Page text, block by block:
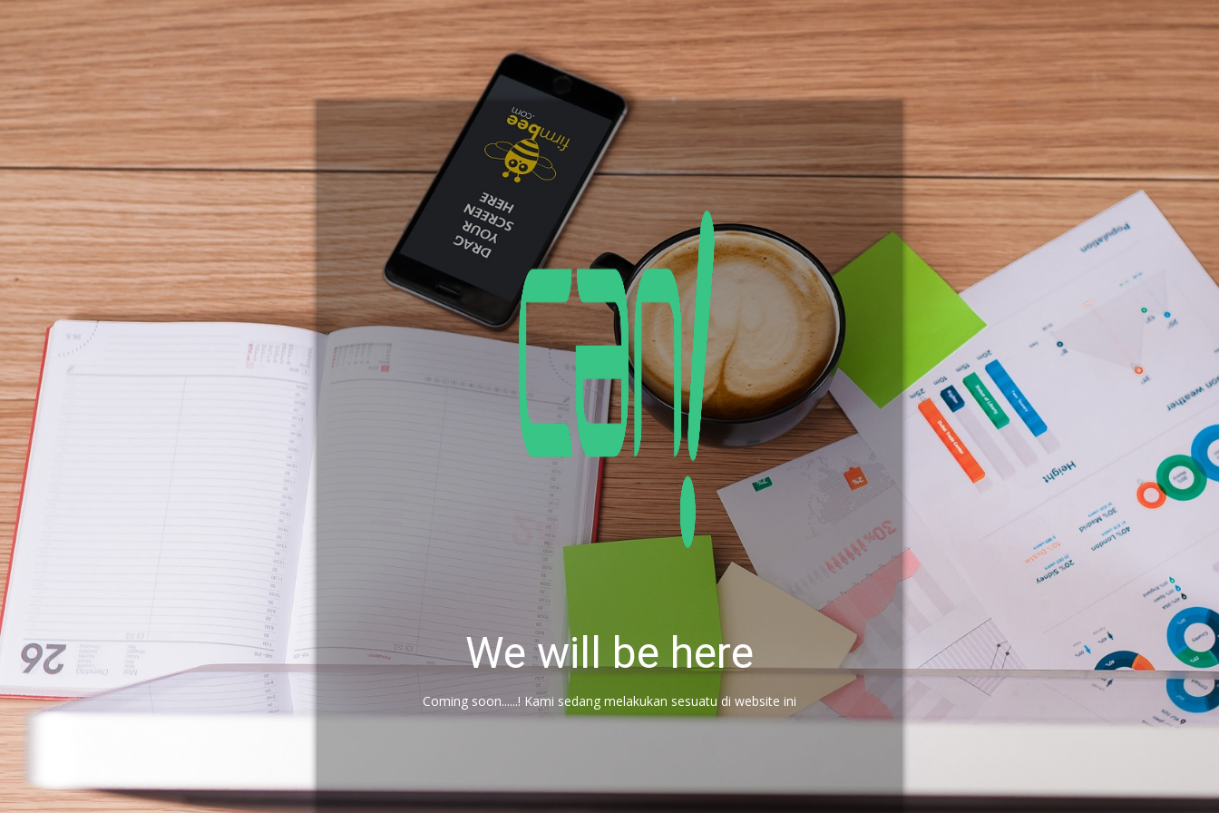
We will be here
Coming soon......! Kami sedang melakukan sesuatu di website ini